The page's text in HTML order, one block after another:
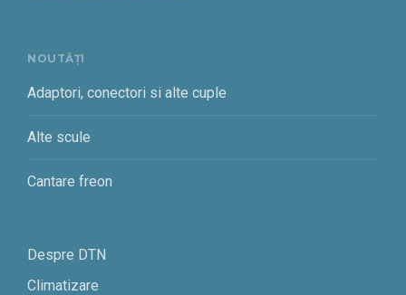
NOUTĂȚI
Adaptori, conectori si alte cuple
Alte scule
Cantare freon
Despre DTN
Climatizare